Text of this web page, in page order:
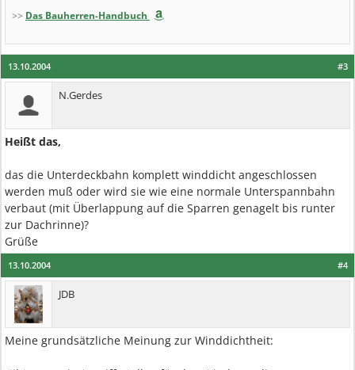
>> Das Bauherren-Handbuch
#3
13.10.2004
N.Gerdes
Heißt das,
das die Unterdeckbahn komplett winddicht angeschlossen
werden muß oder wird sie wie eine normale Unterspannbahn
verbaut (mit Überlappung auf die Sparren genagelt bis runter
zur Dachrinne)?
Grüße
#4
13.10.2004
JDB
Meine grundsätzliche Meinung zur Winddichtheit: